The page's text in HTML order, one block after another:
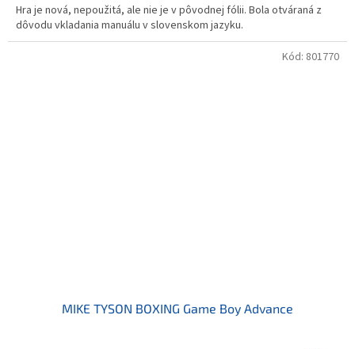
Hra je nová, nepoužitá, ale nie je v pôvodnej fólii. Bola otváraná z
dôvodu vkladania manuálu v slovenskom jazyku.
MIKE TYSON BOXING Game Boy Advance
Kód: 801770